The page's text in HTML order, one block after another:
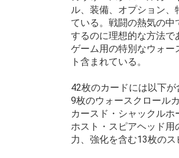
ル、装備、オプション
ている。戦闘の熱気の
するのに理想的な方法
ゲーム用の特別なウォ
ト含まれている。
42枚のカードには以下
9枚のウォースクロール
カースド・シャックル
ホスト・スピアヘッド
力、強化を含む13枚の